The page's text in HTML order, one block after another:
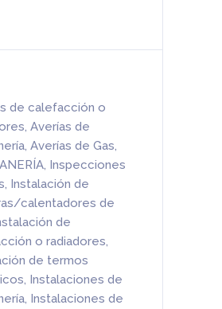
de calefacción o
, Averías de
, Averías de Gas,
, Inspecciones
, Instalación de
calentadores de
de
o radiadores,
de termos
, Instalaciones de
, Instalaciones de